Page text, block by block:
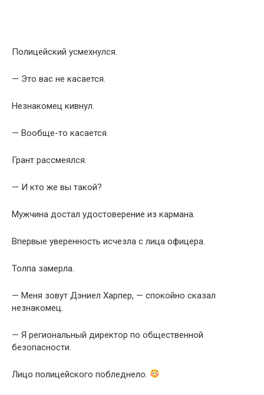
Полицейский усмехнулся.
— Это вас не касается.
Незнакомец кивнул.
— Вообще-то касается.
Грант рассмеялся.
— И кто же вы такой?
Мужчина достал удостоверение из кармана.
Впервые уверенность исчезла с лица офицера.
Толпа замерла.
— Меня зовут Дэниел Харпер, — спокойно сказал
незнакомец.
— Я региональный директор по общественной
безопасности.
Лицо полицейского побледнело.